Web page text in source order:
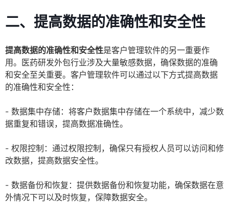
二、提高数据的准确性和安全性
提高数据的准确性和安全性是客户管理软件的另一重要作
用。医药研发外包行业涉及大量敏感数据，确保数据的准确
和安全至关重要。客户管理软件可以通过以下方式提高数据
的准确性和安全性：
- 数据集中存储：将客户数据集中存储在一个系统中，减少数
据重复和错误，提高数据准确性。
- 权限控制：通过权限控制，确保只有授权人员可以访问和修
改数据，提高数据安全性。
- 数据备份和恢复：提供数据备份和恢复功能，确保数据在意
外情况下可以及时恢复，保障数据安全。